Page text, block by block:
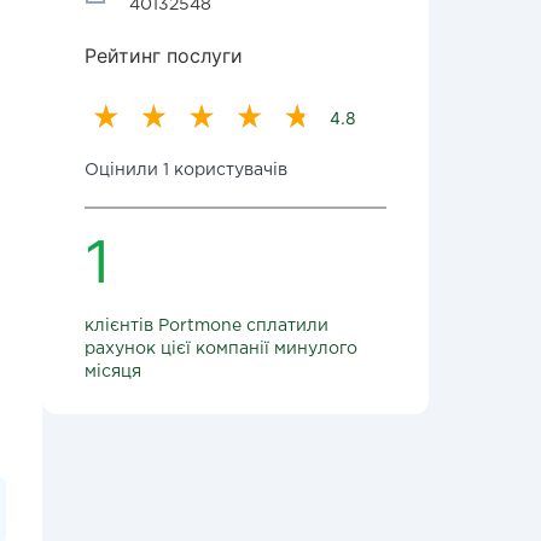
40132548
Рейтинг послуги
4.8
Оцінили 1 користувачів
1
клієнтів Portmone сплатили
рахунок цієї компанії минулого
місяця